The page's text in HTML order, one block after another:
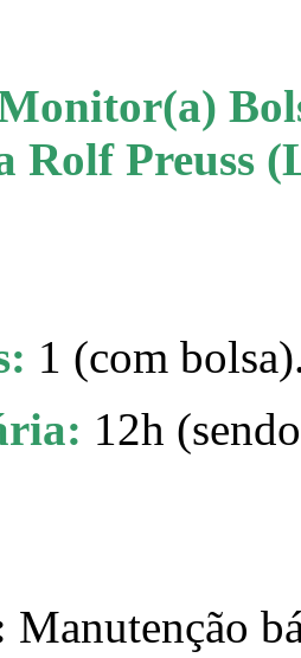
Monitor(a)
Rolf Preuss
1 (com
12h
Manutenção